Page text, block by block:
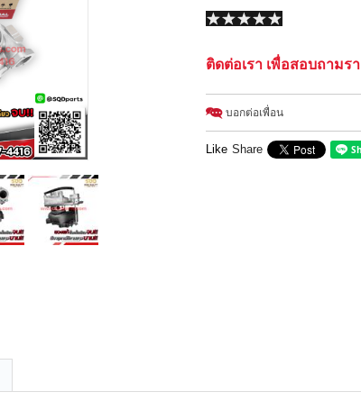
ติดต่อเรา เพื่อสอบถามร
บอกต่อเพื่อน
Like Share